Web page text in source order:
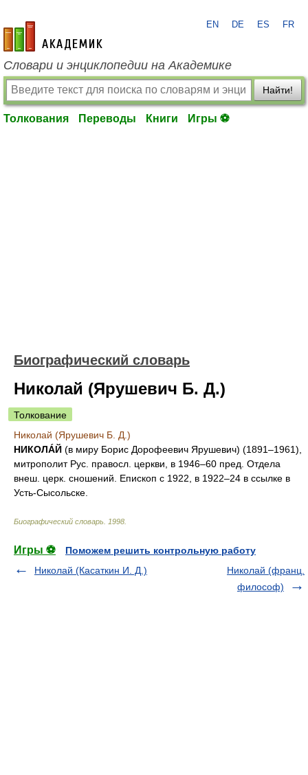
academic.ru
EN DE ES FR
Словари и энциклопедии на Академике
Найти!
Толкования Переводы Книги Игры ⚽
Биографический словарь
Николай (Ярушевич Б. Д.)
Толкование
Николай (Ярушевич Б. Д.)
НИКОЛÁЙ (в миру Борис Дорофеевич Ярушевич) (1891–1961),
митрополит Рус. правосл. церкви, в 1946–60 пред. Отдела
внеш. церк. сношений. Епископ с 1922, в 1922–24 в ссылке в
Усть-Сысольске.
Биографический словарь 1998
Игры ⚽
Поможем решить контрольную работу
Николай (Касаткин И. Д.)
Николай (франц.
философ)